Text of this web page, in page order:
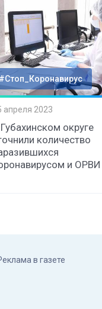
#Стоп_Коронавирус
апреля 2023
округе
количество
и ОРВИ
в газете